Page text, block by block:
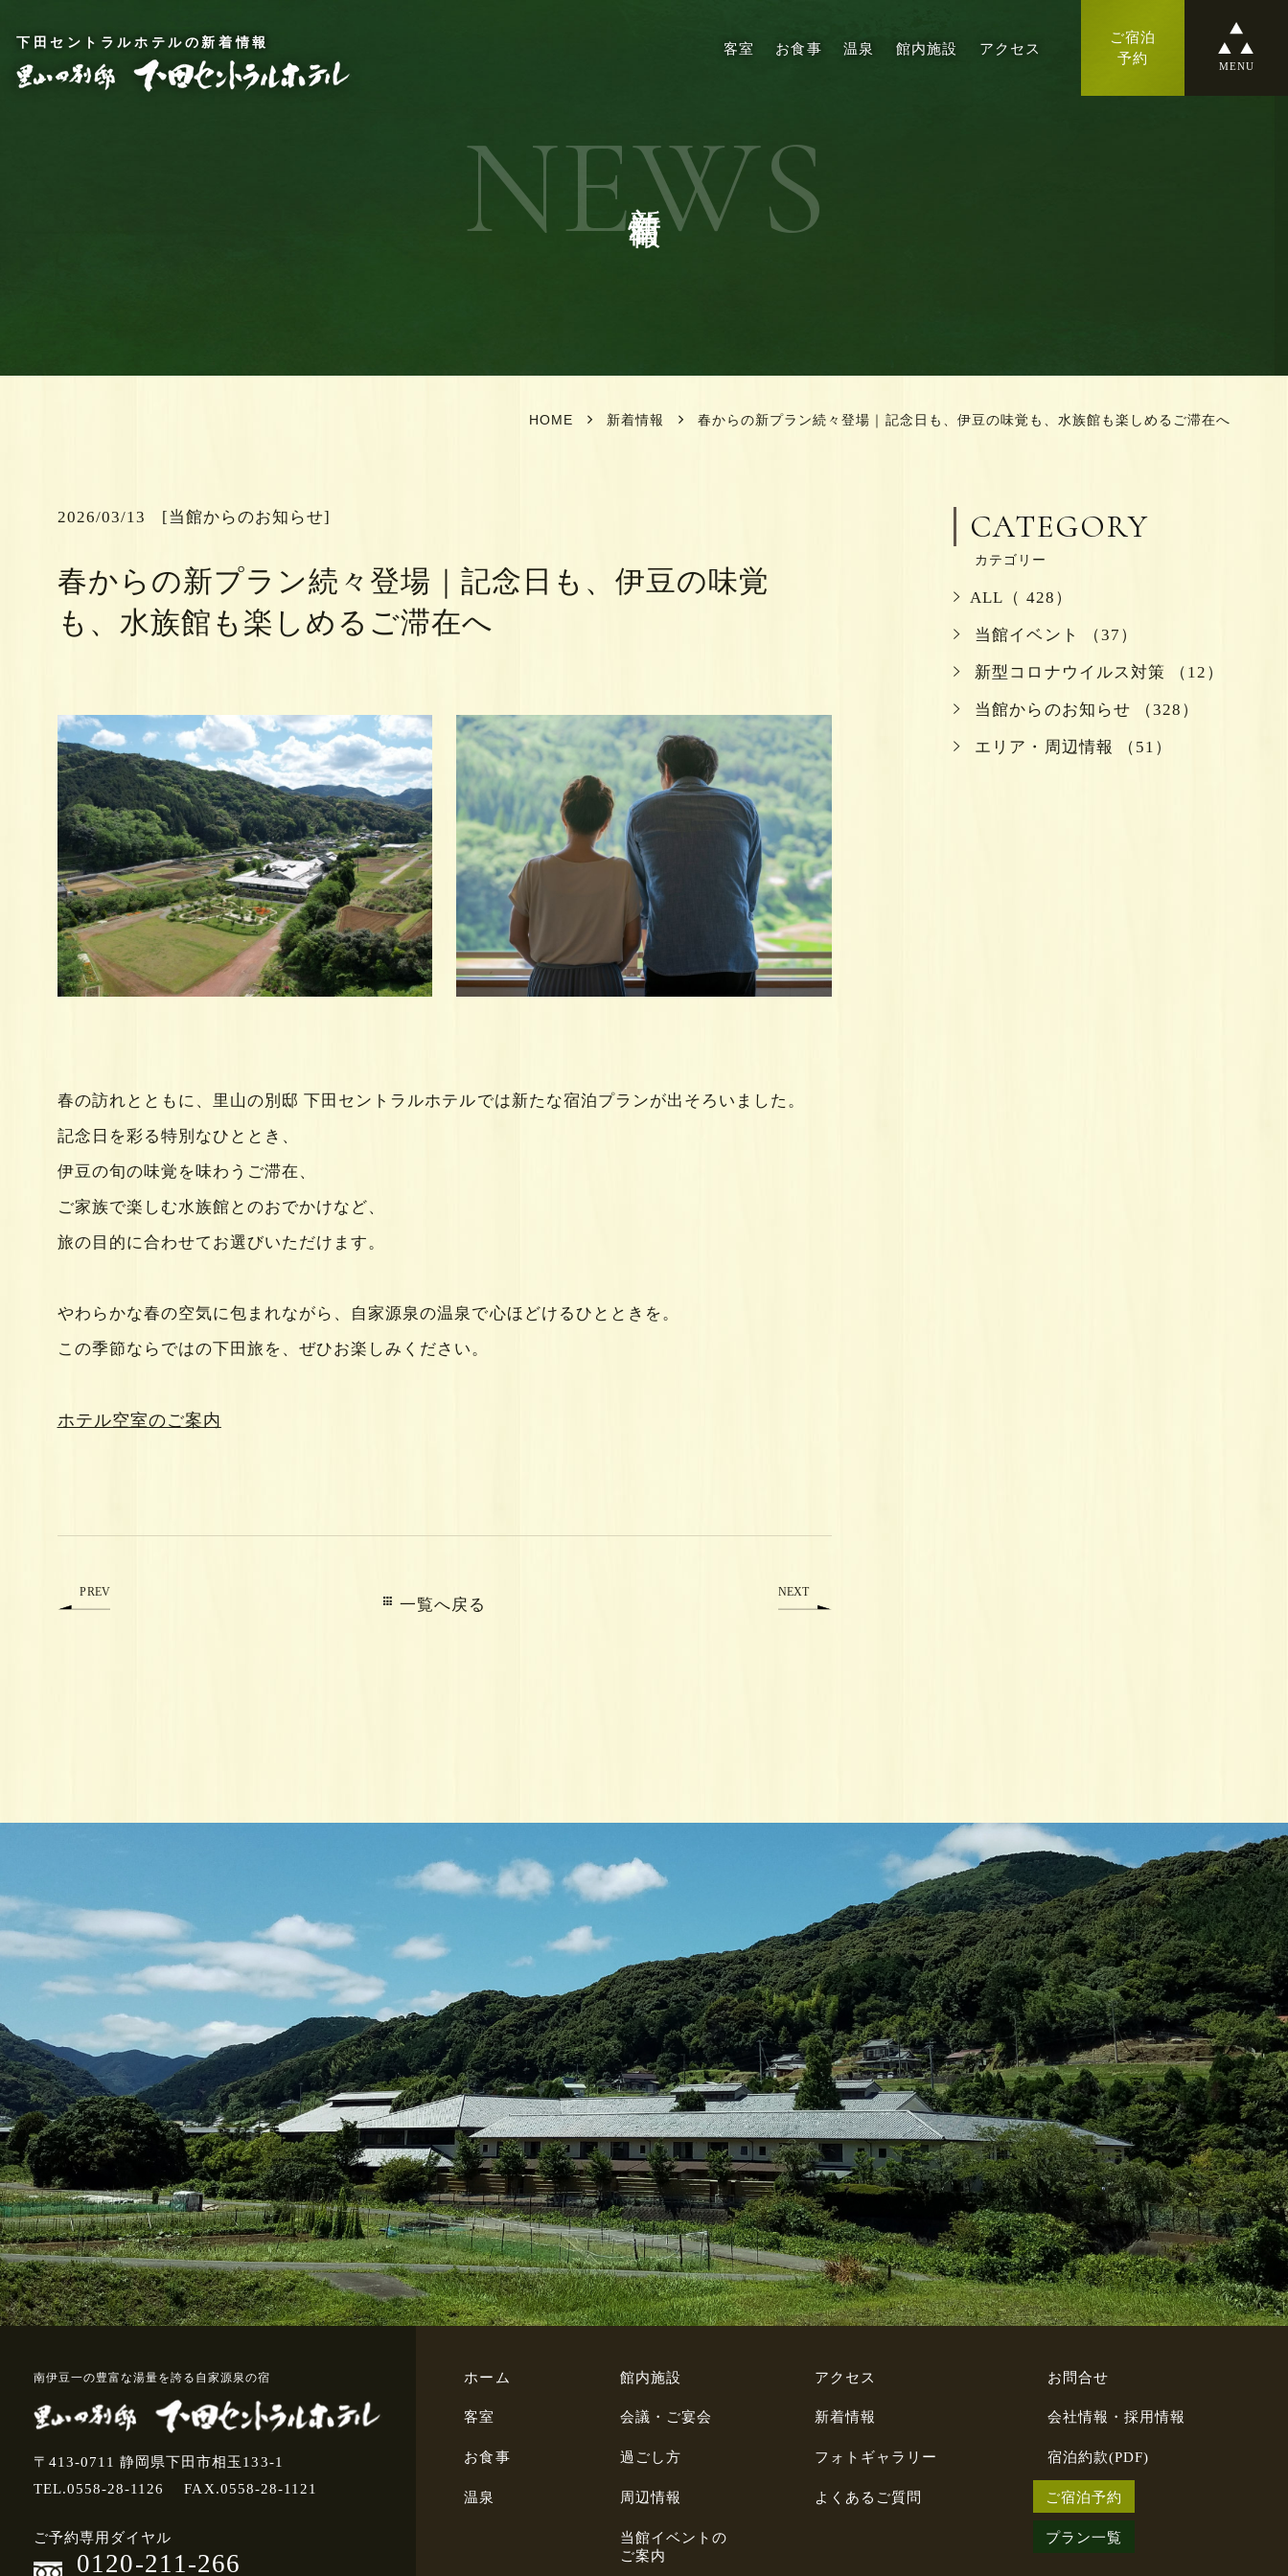
下田セントラルホテルの新着情報 客室 お食事 温泉 館内施設 アクセス
ご宿泊
予約
MENU
新着情報
NEWS
HOME 新着情報 春からの新プラン続々登場｜記念日も、伊豆の味覚も、水族館も楽しめるご滞在へ
2026/03/13 [当館からのお知らせ]
春からの新プラン続々登場｜記念日も、伊豆の味覚
も、水族館も楽しめるご滞在へ
春の訪れとともに、里山の別邸 下田セントラルホテルでは新たな宿泊プランが出そろいました。
記念日を彩る特別なひととき、
伊豆の旬の味覚を味わうご滞在、
ご家族で楽しむ水族館とのおでかけなど、
旅の目的に合わせてお選びいただけます。
やわらかな春の空気に包まれながら、自家源泉の温泉で心ほどけるひとときを。
この季節ならではの下田旅を、ぜひお楽しみください。
ホテル空室のご案内
PREV
一覧へ戻る
NEXT
CATEGORY
カテゴリー
ALL（ 428）
当館イベント （37）
新型コロナウイルス対策 （12）
当館からのお知らせ （328）
エリア・周辺情報 （51）
南伊豆一の豊富な湯量を誇る自家源泉の宿
〒413-0711 静岡県下田市相玉133-1
TEL.0558-28-1126
FAX.0558-28-1121
ご予約専用ダイヤル
0120-211-266
ホーム
客室
お食事
温泉
館内施設
会議・ご宴会
過ごし方
周辺情報
当館イベントの
ご案内
アクセス
新着情報
フォトギャラリー
よくあるご質問
お問合せ
会社情報・採用情報
宿泊約款(PDF)
ご宿泊予約
プラン一覧